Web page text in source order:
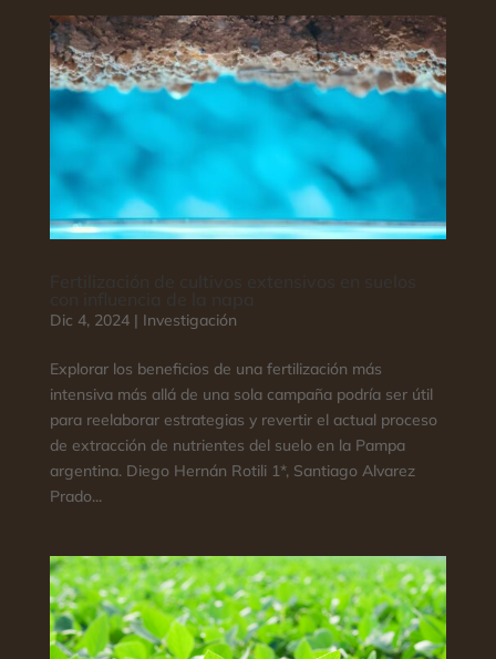
Dic 4, 2024| Investigación
Explorar los beneficios de una fertilización más
intensiva más allá de una sola campaña podría ser útil
para reelaborar estrategias y revertir el actual proceso
de extracción de nutrientes del suelo en la Pampa
argentina. Diego Hernán Rotili 1*, Santiago Alvarez
Prado...